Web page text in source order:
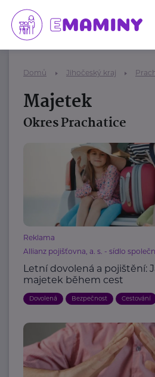
Domů Jihočeský kraj
Majetek
Okres Prachatice
Reklama
Allianz pojišťovna, a. s. - sídlo
Letní dovolená a pojištění:
majetek během cest
Dovolená Bezpečnost Cestování